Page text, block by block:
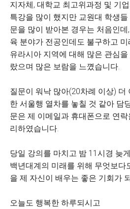
지자체, 대학교 최고위과정 및 기
특강을 많이 했지만 교원대 학생
문을 많이 받아본 경우는 처음인
육 분야가 전공인데도 불구하고
유라시아 지역에 대해 많은 관심
랐으며 많은 보람을 느꼈습니다.
질문이 워낙 많아(20차례 이상) 더
한 서울행 열차를 놓칠 것 같아 담
문은 제 이메일과 휴대폰으로 연
리하였습니다.
당일 강의를 마치고 밤 11시경 늦
백년대계의 미래를 위해 무엇보다
을 제 자신이 배우는 좋은 기회가
오늘도 행복한 하루되시고